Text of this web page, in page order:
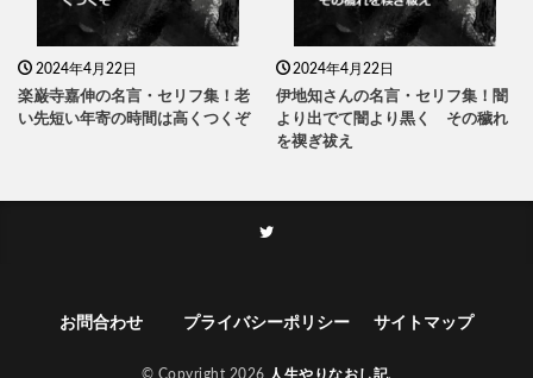
2024年4月22日
楽巌寺嘉伸の名言・セリフ集！老
い先短い年寄の時間は高くつくぞ
2024年4月22日
伊地知さんの名言・セリフ集！闇
より出でて闇より黒く その穢れ
を禊ぎ祓え
お問合わせ プライバシーポリシー サイトマップ
© Copyright 2026 人生やりなおし記.